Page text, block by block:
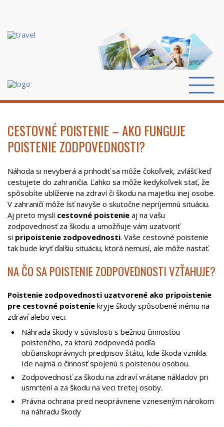
CESTOVNÉ POISTENIE – AKO FUNGUJE
POISTENIE ZODPOVEDNOSTI?
Náhoda si nevyberá a prihodiť sa môže čokoľvek, zvlášť keď
cestujete do zahraničia. Ľahko sa môže kedykoľvek stať, že
spôsobíte ublíženie na zdraví či škodu na majetku inej osobe.
V zahraničí môže ísť navyše o skutočne nepríjemnú situáciu.
Aj preto myslí cestovné poistenie aj na vašu
zodpovednosť za škodu a umožňuje vám uzatvoriť
si pripoistenie zodpovednosti. Vaše cestovné poistenie
tak bude kryť ďalšiu situáciu, ktorá nemusí, ale môže nastať.
NA ČO SA POISTENIE ZODPOVEDNOSTI VZŤAHUJE?
Poistenie zodpovednosti uzatvorené ako pripoistenie
pre cestovné poistenie kryje škody spôsobené inému na
zdraví alebo veci.
Náhrada škody v súvislosti s bežnou činnosťou
poisteného, za ktorú zodpovedá podľa
občianskoprávnych predpisov štátu, kde škoda vznikla.
Ide najmä o činnosť spojenú s poistenou osobou.
Zodpovednosť za škodu na zdraví vrátane nákladov pri
usmrtení a za škodu na veci tretej osoby.
Právna ochrana pred neoprávnene vzneseným nárokom
na náhradu škody